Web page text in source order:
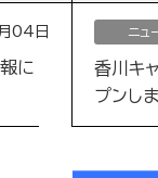
04日
に
ニュ
香川キ
プンし